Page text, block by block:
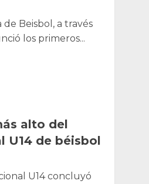
Beisbol, a través
los primeros...
alto del
U14 de béisbol
U14 concluyó